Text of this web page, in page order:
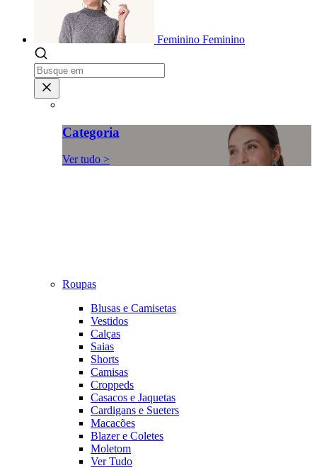
Feminino Feminino
Categoria
Ver tudo >
Roupas
Blusas e Camisetas
Vestidos
Calças
Saias
Shorts
Camisas
Croppeds
Casacos e Jaquetas
Cardigans e Sueters
Macacões
Blazer e Coletes
Moletom
Ver Tudo